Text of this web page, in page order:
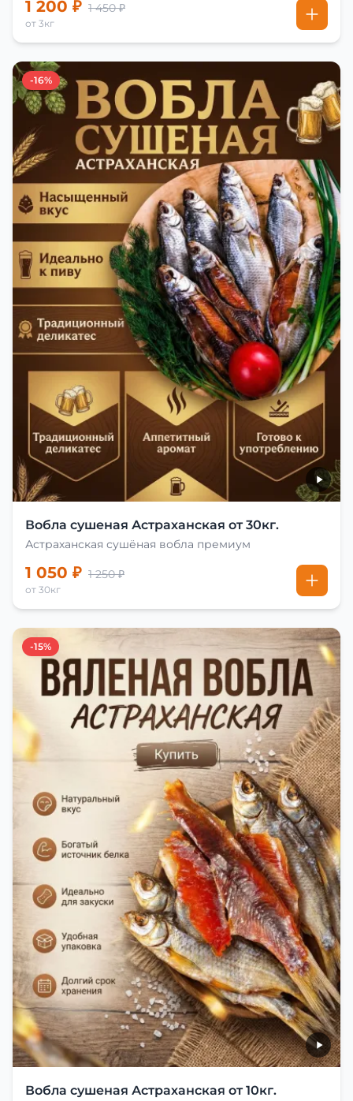
1 200 ₽ 1 450 ₽
от 3кг
-16%
Вобла сушеная Астраханская от 30кг.
Астраханская сушёная вобла премиум
1 050 ₽ 1 250 ₽
от 30кг
-15%
Вобла сушеная Астраханская от 10кг.